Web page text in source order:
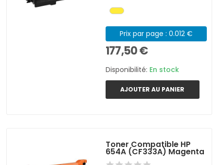
Prix par page : 0.012 €
177,50 €
Disponibilité: En stock
AJOUTER AU PANIER
Toner Compatible HP
654A (CF333A) Magenta